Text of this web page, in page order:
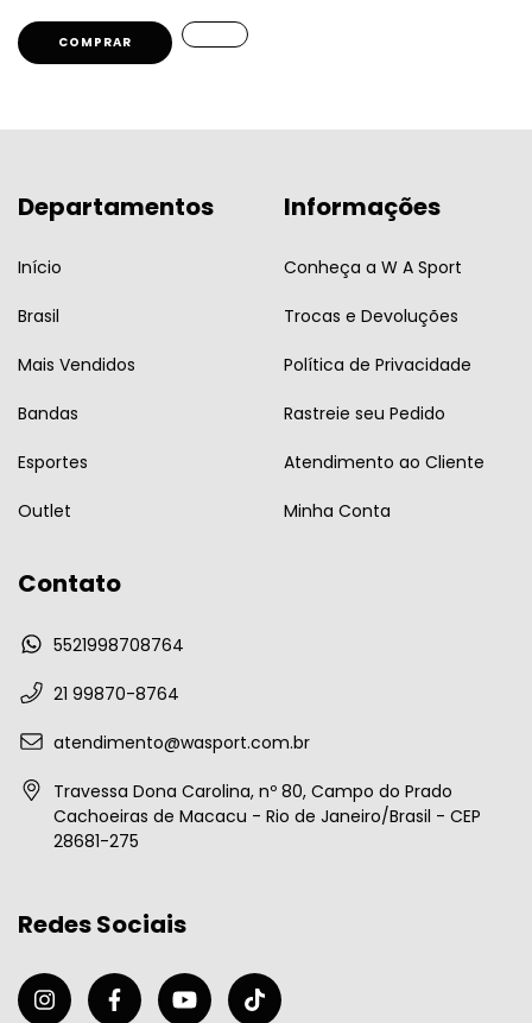
COMPRAR
Departamentos
Início
Brasil
Mais Vendidos
Bandas
Esportes
Outlet
Informações
Conheça a W A Sport
Trocas e Devoluções
Política de Privacidade
Rastreie seu Pedido
Atendimento ao Cliente
Minha Conta
Contato
5521998708764
21 99870-8764
atendimento@wasport.com.br
Travessa Dona Carolina, nº 80, Campo do Prado
Cachoeiras de Macacu - Rio de Janeiro/Brasil - CEP
28681-275
Redes Sociais